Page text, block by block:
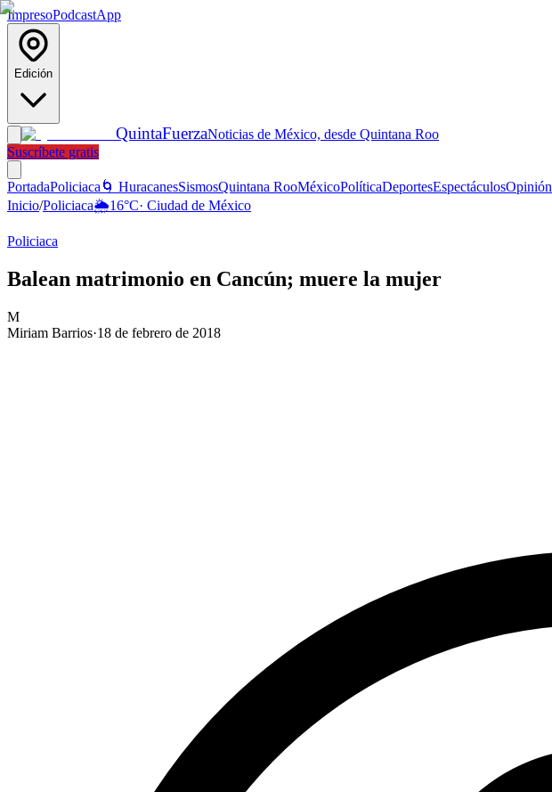
ImpresoPodcastApp
Edición
QuintaFuerzaNoticias de México, desde Quintana Roo
Suscríbete gratis
PortadaPoliciaca 🌀 HuracanesSismosQuintana RooMéxicoPolíticaDeportesEspectáculosOpinión
Inicio/Policiaca🌦️16°C· Ciudad de México
Policiaca
Balean matrimonio en Cancún; muere la mujer
M
Miriam Barrios·18 de febrero de 2018